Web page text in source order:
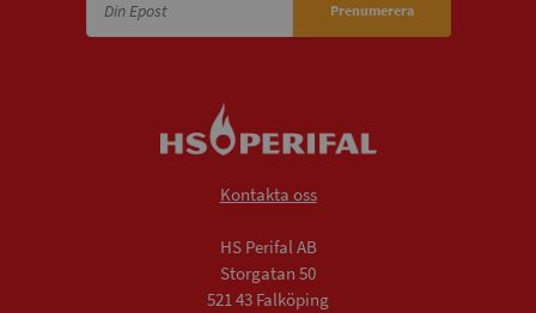
Prenumerera
Kontakta oss
HS Perifal AB
Storgatan 50
521 43 Falköping